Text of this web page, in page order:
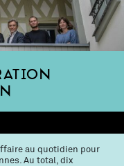
au quotidien pour
Au total, dix